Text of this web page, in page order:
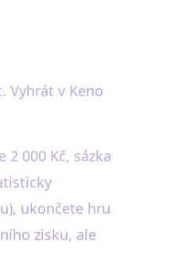
Vyhrát v Keno
000 Kč, sázka
ukončete hru
zisku, ale